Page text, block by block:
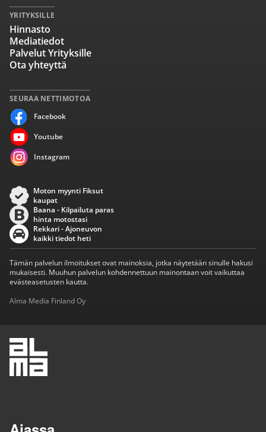
SEURAA NETTIMOTOA
Facebook
Youtube
Instagram
YRITYKSILLE
Hinnasto
Mediatiedot
Palvelut Yrityksille
Ota yhteyttä
Moton myynti Fiksut
kaupat
Baana - Kilpailuta paras
hinta motostasi
Rekkari - Ajoneuvon
kaikki tiedot heti
Tämän palvelun ilmoitukset ovat mainoksia, jotka näytetään sinulle hakusi
mukaisesti. Muuhun palvelun kohdennettuun mainontaan voit vaikuttaa
evästeasetusten kautta.
Alma Media Finland Oy